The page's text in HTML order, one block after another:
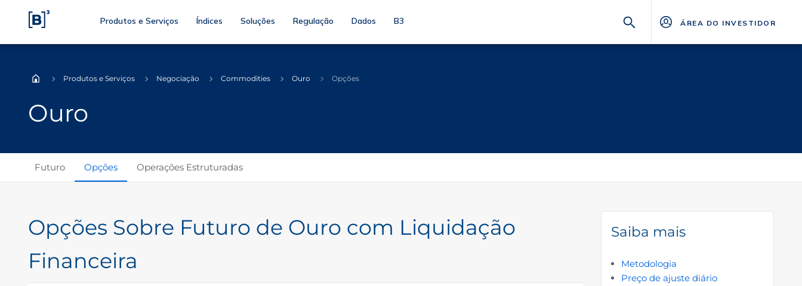
Produtos e Serviços Índices Soluções Regulação Dados B3 ÁREA DO INVESTIDOR
Ouro
Produtos e Serviços Negociação Commodities Ouro Opções
Futuro Opções Operações Estruturadas
Opções Sobre Futuro de Ouro com Liquidação
Financeira
Saiba mais
Metodologia
Preço de ajuste diário